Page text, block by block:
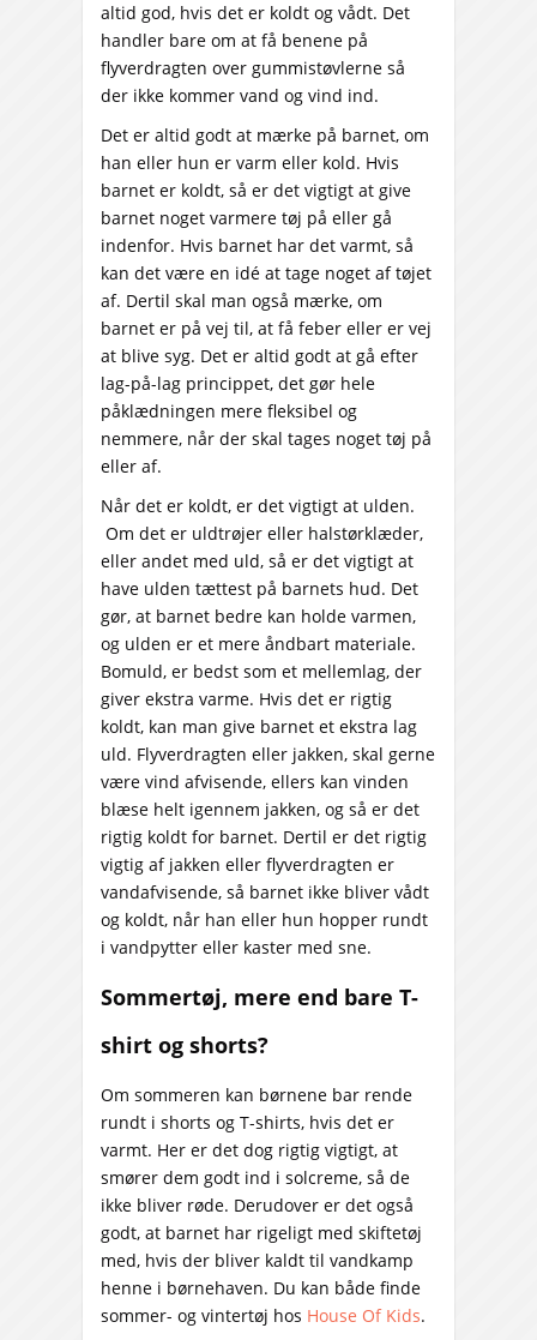
altid god, hvis det er koldt og vådt. Det
handler bare om at få benene på
flyverdragten over gummistøvlerne så
der ikke kommer vand og vind ind.
Det er altid godt at mærke på barnet, om
han eller hun er varm eller kold. Hvis
barnet er koldt, så er det vigtigt at give
barnet noget varmere tøj på eller gå
indenfor. Hvis barnet har det varmt, så
kan det være en idé at tage noget af tøjet
af. Dertil skal man også mærke, om
barnet er på vej til, at få feber eller er vej
at blive syg. Det er altid godt at gå efter
lag-på-lag princippet, det gør hele
påklædningen mere fleksibel og
nemmere, når der skal tages noget tøj på
eller af.
Når det er koldt, er det vigtigt at ulden.
Om det er uldtrøjer eller halstørklæder,
eller andet med uld, så er det vigtigt at
have ulden tættest på barnets hud. Det
gør, at barnet bedre kan holde varmen,
og ulden er et mere åndbart materiale.
Bomuld, er bedst som et mellemlag, der
giver ekstra varme. Hvis det er rigtig
koldt, kan man give barnet et ekstra lag
uld. Flyverdragten eller jakken, skal gerne
være vind afvisende, ellers kan vinden
blæse helt igennem jakken, og så er det
rigtig koldt for barnet. Dertil er det rigtig
vigtig af jakken eller flyverdragten er
vandafvisende, så barnet ikke bliver vådt
og koldt, når han eller hun hopper rundt
i vandpytter eller kaster med sne.
Sommertøj, mere end bare T-
shirt og shorts?
Om sommeren kan børnene bar rende
rundt i shorts og T-shirts, hvis det er
varmt. Her er det dog rigtig vigtigt, at
smører dem godt ind i solcreme, så de
ikke bliver røde. Derudover er det også
godt, at barnet har rigeligt med skiftetøj
med, hvis der bliver kaldt til vandkamp
henne i børnehaven. Du kan både finde
sommer- og vintertøj hos House Of Kids.